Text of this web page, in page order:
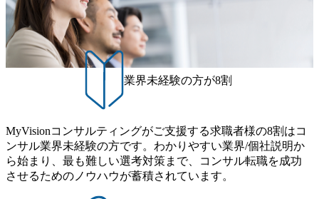
業界未経験の方が8割
MyVisionコンサルティングがご支援する求職者様の8割はコ
ンサル業界未経験の方です。わかりやすい業界/個社説明か
ら始まり、最も難しい選考対策まで、コンサル転職を成功
させるためのノウハウが蓄積されています。